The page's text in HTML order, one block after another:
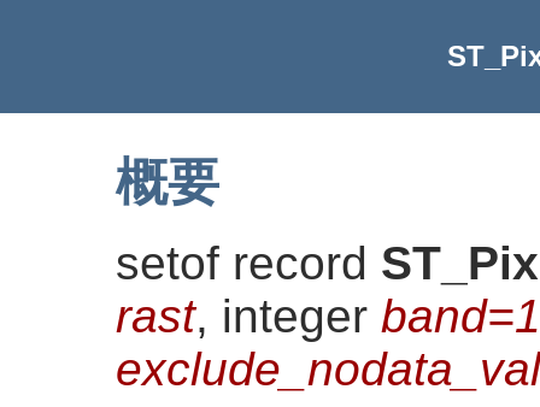
概要
setof record
rast, integer band=1